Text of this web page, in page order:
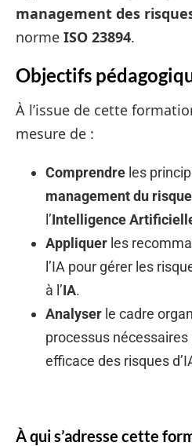
management des
norme ISO 23894.
Objectifs
À l’issue de cette
mesure de :
Comprendre les
management du risque
l’Intelligence
Appliquer les
l’IA pour gérer les
à l’IA.
Analyser le cadre
processus
efficace des risques
À qui s’adresse cette